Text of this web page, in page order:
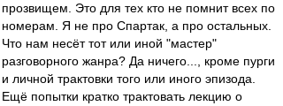
прозвищем. Это для тех кто не помнит всех по
номерам. Я не про Спартак, а про остальных.
Что нам несёт тот или иной "мастер"
разговорного жанра? Да ничего..., кроме пурги
и личной трактовки того или иного эпизода.
Ещё попытки кратко трактовать лекцию о